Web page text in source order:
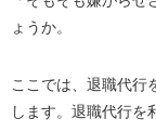
ょうか。
ここでは、退職代行
します。退職代行を